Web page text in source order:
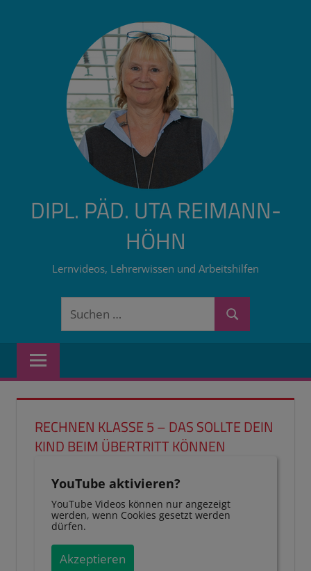
DIPL. PÄD. UTA REIMANN-
HÖHN
Lernvideos, Lehrerwissen und Arbeitshilfen
Suchen
Suchen
RECHNEN KLASSE 5 – DAS SOLLTE DEIN
KIND BEIM ÜBERTRITT KÖNNEN
YouTube aktivieren?
YouTube Videos können nur angezeigt
werden, wenn Cookies gesetzt werden
dürfen.
Akzeptieren